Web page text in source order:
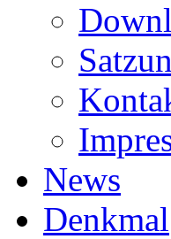
News
Denkmal